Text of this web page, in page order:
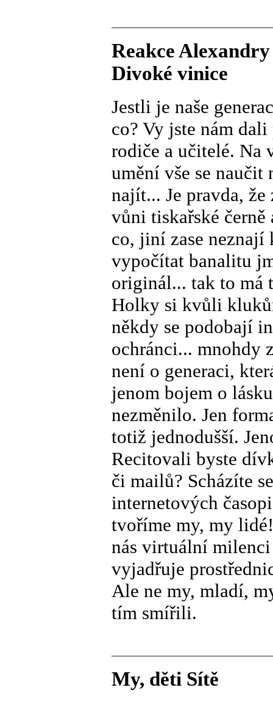
Reakce
Divoké vinice
Jestli je naše
co? Vy jste nám
rodiče a učitelé. Na
umění vše se naučit
najít... Je pravda, že
vůni tiskařské
co, jiní zase
vypočítat banalitu
originál... tak to má
Holky si kvůli
někdy se podobají
ochránci... mnohdy
není o generaci,
jenom bojem o
nezměnilo. Jen
totiž jednodušší.
Recitovali byste
či mailů? Scházíte
internetových
tvoříme my, my
nás virtuální milenci
vyjadřuje
Ale ne my, mladí,
tím smířili.
My, děti Sítě